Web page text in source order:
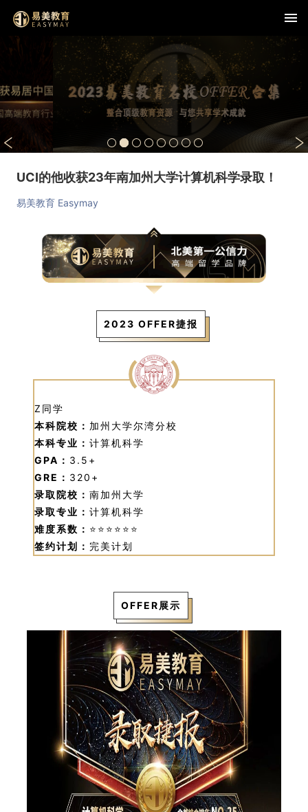
UCI的他收获23年南加州大学计算机科学录取！
易美教育 Easymay
2023 OFFER捷报
Z同学
本科院校： 加州大学尔湾分校
本科专业：计算机科学
GPA： 3.5+
GRE： 320+
录取院校：南加州大学
录取专业：计算机科学
难度系数： ⭐⭐⭐⭐⭐⭐
签约计划： 完美计划
OFFER展示